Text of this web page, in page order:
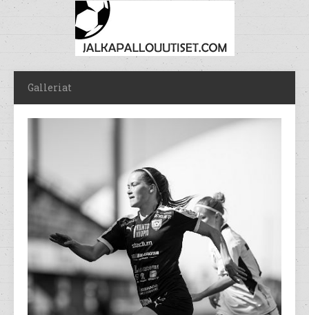
Galleriat